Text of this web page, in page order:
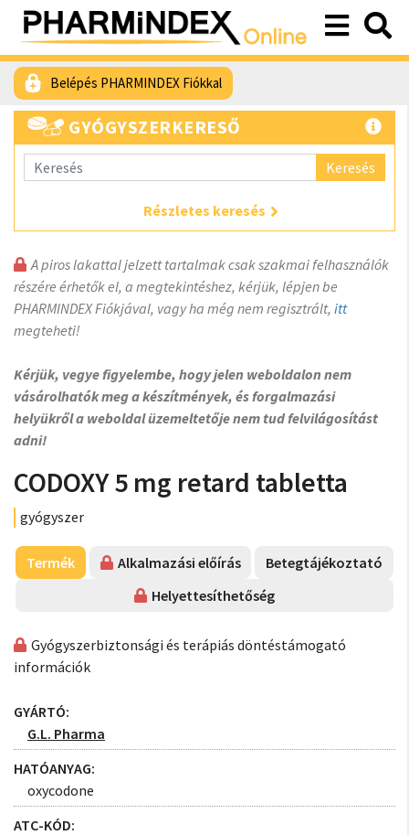
Belépés PHARMINDEX Fiókkal
GYÓGYSZERKERESŐ
Keresés
Részletes keresés
A piros lakattal jelzett tartalmak csak szakmai felhasználók
részére érhetők el, a megtekintéshez, kérjük, lépjen be
PHARMINDEX Fiókjával, vagy ha még nem regisztrált, itt
megteheti!
Kérjük, vegye figyelembe, hogy jelen weboldalon nem
vásárolhatók meg a készítmények, és forgalmazási
helyükről a weboldal üzemeltetője nem tud felvilágosítást
adni!
CODOXY 5 mg retard tabletta
gyógyszer
Termék Alkalmazási előírás
Betegtájékoztató
Helyettesíthetőség
Gyógyszerbiztonsági és terápiás döntéstámogató
információk
GYÁRTÓ:
G.L. Pharma
HATÓANYAG:
oxycodone
ATC-KÓD: